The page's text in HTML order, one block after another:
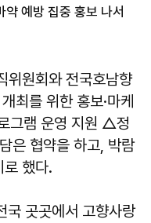
예방 집중 홍보 나서
위원회와 전국호남향
최를 위한 홍보·마케
그램 운영 지원 △정
은 협약을 하고, 박람
로 했다.
국 곳곳에서 고향사랑